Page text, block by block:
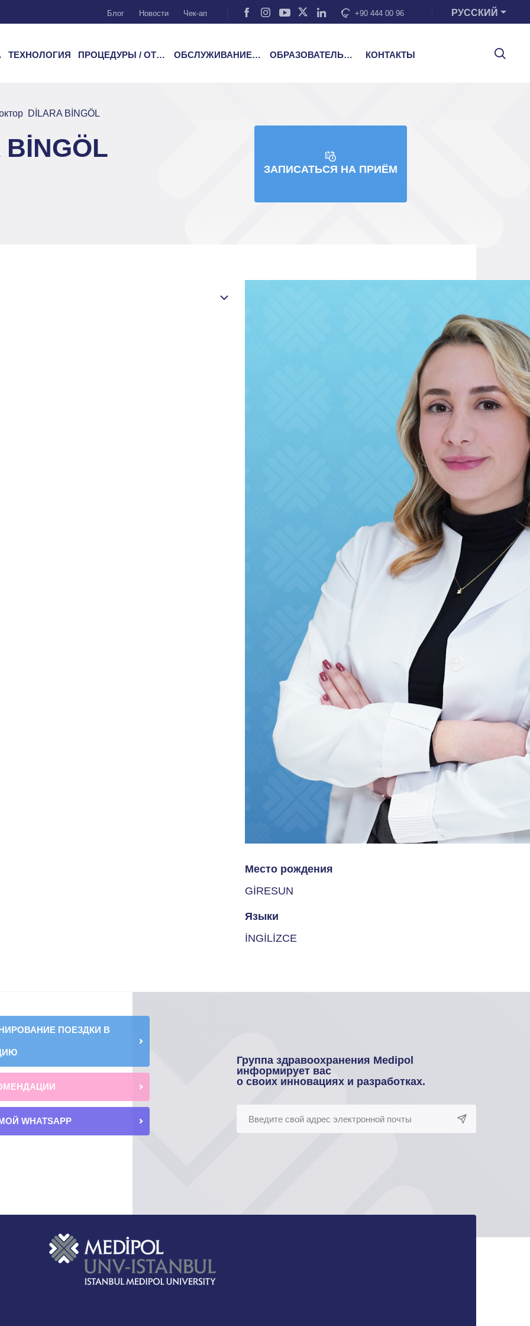
Блог Новости Чек-ап +90 444 00 96 РУССКИЙ
ТЕХНОЛОГИЯ ПРОЦЕДУРЫ / ОТДЕЛЕНИЯ ОБСЛУЖИВАНИЕ ПАЦИЕНТОВ ОБРАЗОВАТЕЛЬНЫЕ УСЛУГИ КОНТАКТЫ
DİLARA BİNGÖL
ЗАПИСАТЬСЯ НА ПРИЁМ
Место рождения
GİRESUN
Языки
İNGİLİZCE
ПОЕЗДКИ В
WHATSAPP
Группа здравоохранения Medipol
информирует вас
о своих инновациях и разработках.